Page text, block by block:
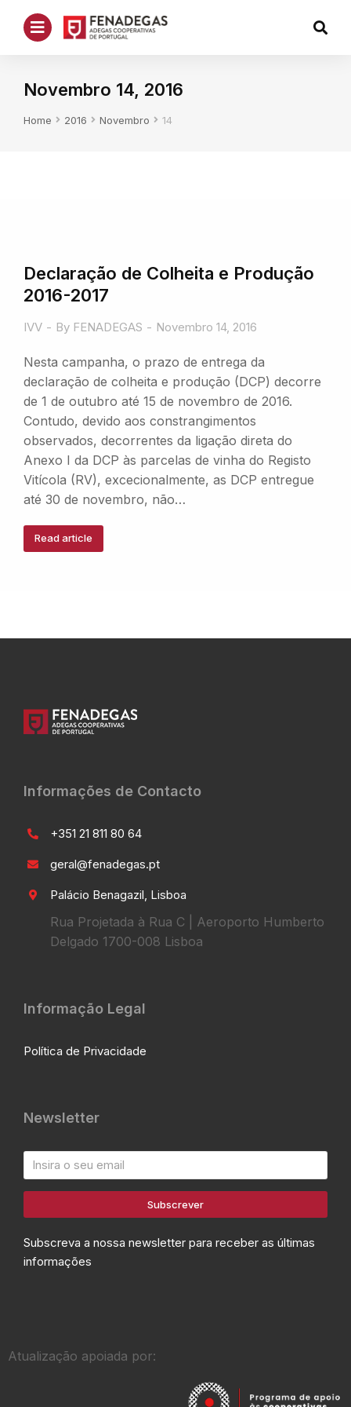
Novembro 14, 2016
You are here:
Home 2016 Novembro 14
Declaração de Colheita e Produção
2016-2017
IVV By FENADEGAS Novembro 14, 2016
Nesta campanha, o prazo de entrega da
declaração de colheita e produção (DCP) decorre
de 1 de outubro até 15 de novembro de 2016.
Contudo, devido aos constrangimentos
observados, decorrentes da ligação direta do
Anexo I da DCP às parcelas de vinha do Registo
Vitícola (RV), excecionalmente, as DCP entregue
até 30 de novembro, não…
Read article
Informações de Contacto
+351 21 811 80 64
geral@fenadegas.pt
Palácio Benagazil, Lisboa
Rua Projetada à Rua C | Aeroporto Humberto
Delgado 1700-008 Lisboa
Informação Legal
Política de Privacidade
Newsletter
Subscrever
Subscreva a nossa newsletter para receber as últimas
informações
Atualização apoiada por: